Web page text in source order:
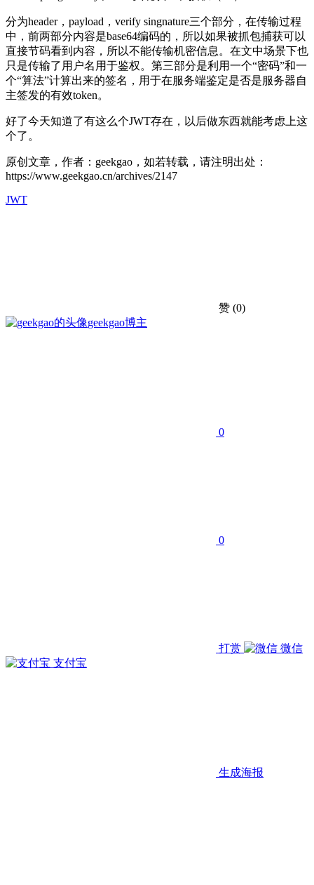
分为header，payload，verify singnature三个部分，在传输过程
中，前两部分内容是base64编码的，所以如果被抓包捕获可以
直接节码看到内容，所以不能传输机密信息。在文中场景下也
只是传输了用户名用于鉴权。第三部分是利用一个“密码”和一
个“算法”计算出来的签名，用于在服务端鉴定是否是服务器自
主签发的有效token。
好了今天知道了有这么个JWT存在，以后做东西就能考虑上这
个了。
原创文章，作者：geekgao，如若转载，请注明出处：
https://www.geekgao.cn/archives/2147
JWT
赞 (0)
geekgao博主
0
0
打赏
微信
支付宝
生成海报